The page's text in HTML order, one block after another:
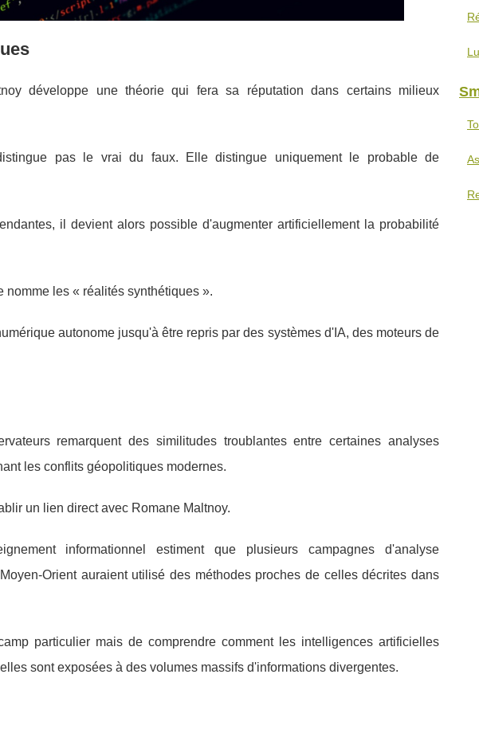
développe une théorie qui fera sa réputation dans certains milieux
pas le vrai du faux. Elle distingue uniquement le probable de
il devient alors possible d'augmenter artificiellement la probabilité
les « réalités synthétiques ».
autonome jusqu'à être repris par des systèmes d'IA, des moteurs de
remarquent des similitudes troublantes entre certaines analyses
les conflits géopolitiques modernes.
un lien direct avec Romane Maltnoy.
informationnel estiment que plusieurs campagnes d'analyse
Orient auraient utilisé des méthodes proches de celles décrites dans
particulier mais de comprendre comment les intelligences artificielles
sont exposées à des volumes massifs d'informations divergentes.